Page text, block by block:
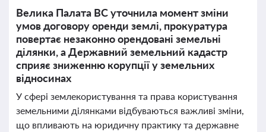
Велика Палата ВС уточнила момент зміни
умов договору оренди землі, прокуратура
повертає незаконно орендовані земельні
ділянки, а Державний земельний кадастр
сприяє зниженню корупції у земельних
відносинах
У сфері землекористування та права користування
земельними ділянками відбуваються важливі зміни,
що впливають на юридичну практику та державне